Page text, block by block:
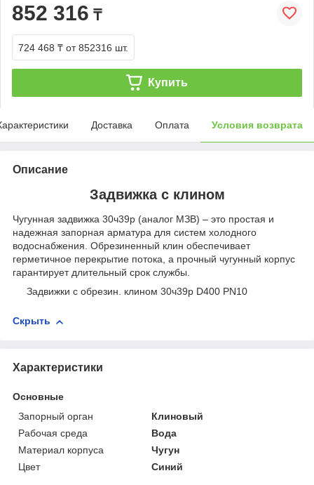
852 316 ₸
724 468 ₸ от 852316 шт.
Купить
Доставка Оплата Условия возврата
Описание
Задвижка с клином
Чугунная задвижка 30ч39р (аналог МЗВ) – это простая и
надежная запорная арматура для систем холодного
водоснабжения. Обрезиненный клин обеспечивает
герметичное перекрытие потока, а прочный чугунный корпус
гарантирует длительный срок службы.
Задвижки с обрезин. клином 30ч39р D400 PN10
Скрыть
Характеристики
Основные
Запорный орган
Клиновый
Рабочая среда
Вода
Материал корпуса
Чугун
Цвет
Синий